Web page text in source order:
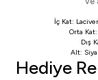
İç Kat:
Orta Kat:
Dış
Alt:
Hediye